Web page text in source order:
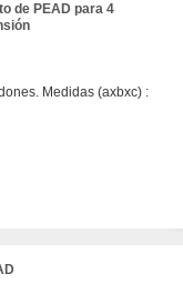
de PEAD para 4
Medidas (axbxc) :